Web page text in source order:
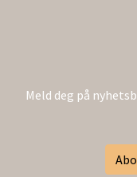
Meld deg på